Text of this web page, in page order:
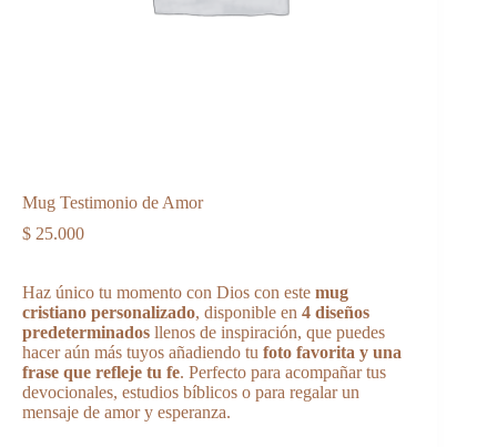
Mug Testimonio de Amor
$ 25.000
Haz único tu momento con Dios con este mug
cristiano personalizado, disponible en 4 diseños
predeterminados llenos de inspiración, que puedes
hacer aún más tuyos añadiendo tu foto favorita y una
frase que refleje tu fe. Perfecto para acompañar tus
devocionales, estudios bíblicos o para regalar un
mensaje de amor y esperanza.